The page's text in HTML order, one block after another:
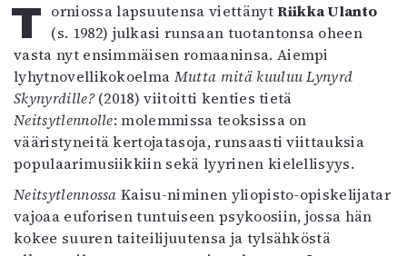
Sámegillii
Pääkirjoitus
Paperilehdestä
Oulu2026
Näyttelyt
Musiikki
Levyt
Kuvataide
Kirjat
In English
Esitystaide
Torniossa lapsuutensa viettänytRiikka Ulanto
(s. 1982) julkasi runsaan tuotantonsa oheen
vasta nyt ensimmäisen romaaninsa. Aiempi
lyhytnovellikokoelma Mutta mitä kuuluu Lynyrd
Skynyrdille?(2018) viitoitti kenties tietä
Neitsytlennolle: molemmissa teoksissa on
vääristyneitä kertojatasoja, runsaasti viittauksia
populaarimusiikkiin sekä lyyrinen kielellisyys.
NeitsytlennossaKaisu-niminen yliopisto-opiskelijatar
vajoaa euforisen tuntuiseen psykoosiin, jossa hän
kokee suuren taiteilijuutensa ja tylsähköstä